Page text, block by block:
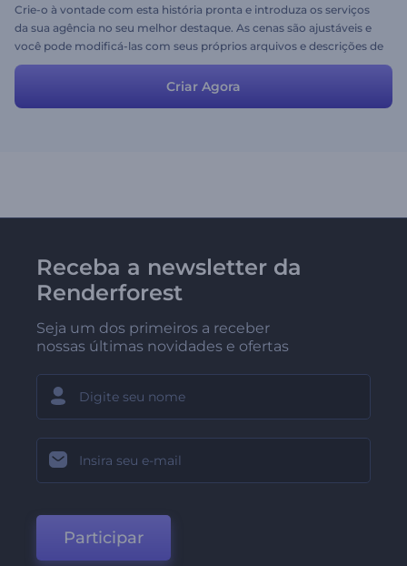
Crie-o à vontade com esta história pronta e introduza os serviços
da sua agência no seu melhor destaque. As cenas são ajustáveis e
você pode modificá-las com seus próprios arquivos e descrições de
mídia. Vai facilitar a criação do seu vídeo e você vai acompanhar
todo o processo com prazer!Criar Agora
Receba a newsletter da
Renderforest
Seja um dos primeiros a receber
nossas últimas novidades e ofertas
Participar